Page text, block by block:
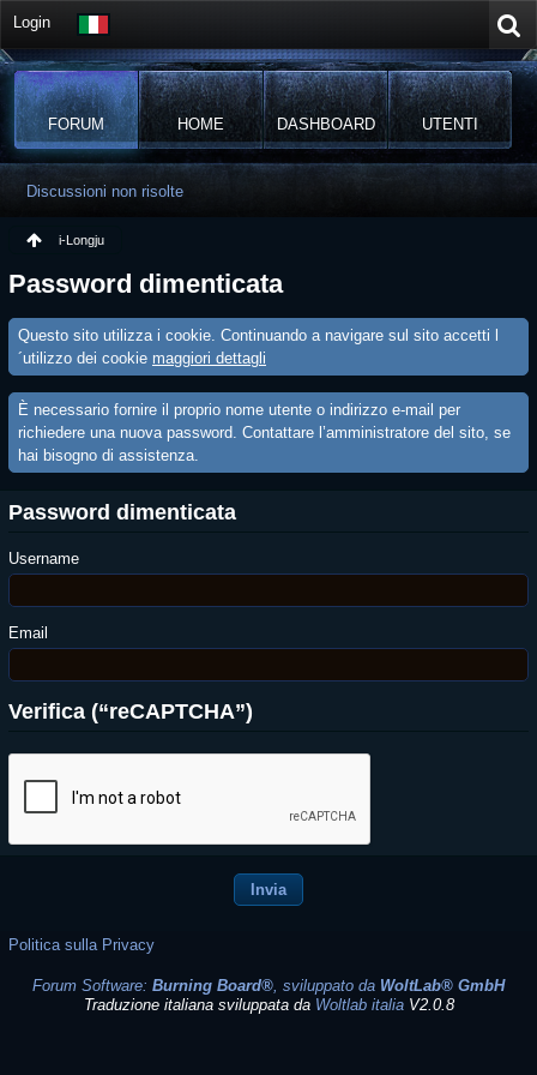
Login
FORUM HOME DASHBOARD UTENTI
Discussioni non risolte
i-Longju
Password dimenticata
Questo sito utilizza i cookie. Continuando a navigare sul sito accetti l
´utilizzo dei cookie maggiori dettagli
È necessario fornire il proprio nome utente o indirizzo e-mail per
richiedere una nuova password. Contattare l’amministratore del sito, se
hai bisogno di assistenza.
Password dimenticata
Username
Email
Verifica (“reCAPTCHA”)
Politica sulla Privacy
Forum Software: Burning Board®, sviluppato da WoltLab® GmbH
Traduzione italiana sviluppata da Woltlab italiaV2.0.8